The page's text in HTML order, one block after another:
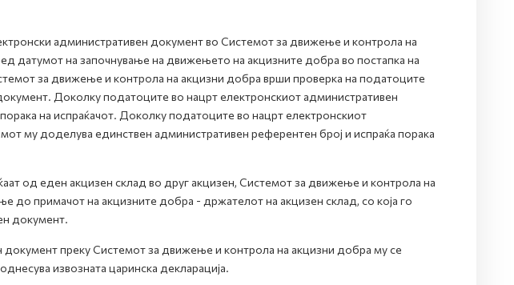
административен документ во Системот за движење и контрола на
датумот на започнување на движењето на акцизните добра во постапка на
за движење и контрола на акцизни добра врши проверка на податоците
Доколку податоците во нацрт електронскиот административен
на испраќачот. Доколку податоците во нацрт електронскиот
му доделува единствен административен референтен број и испраќа порака
од еден акцизен склад во друг акцизен, Системот за движење и контрола на
до примачот на акцизните добра - држателот на акцизен склад, со која го
документ.
документ преку Системот за движење и контрола на акцизни добра му се
извозната царинска декларација.